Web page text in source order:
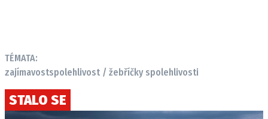
TÉMATA:
zajímavostspolehlivost / žebříčky spolehlivosti
STALO SE